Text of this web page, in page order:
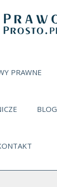
PRAWNE
BLOG